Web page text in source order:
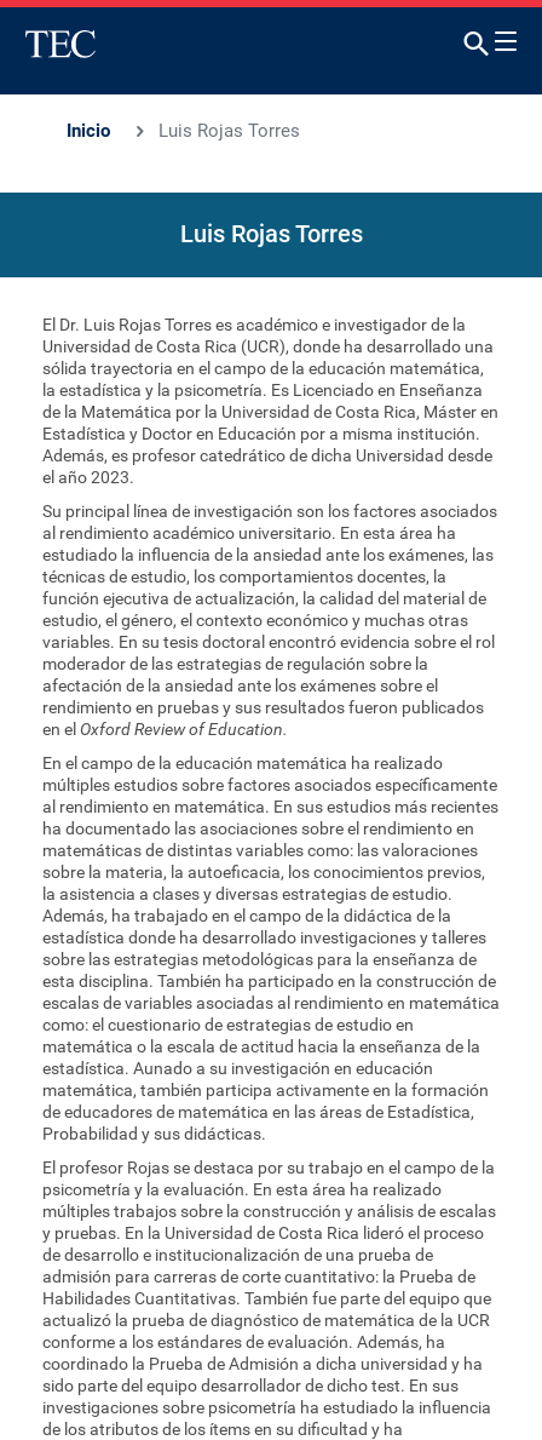
Inicio Luis Rojas Torres
Luis Rojas Torres
El Dr. Luis Rojas Torres es académico e investigador de la
Universidad de Costa Rica (UCR), donde ha desarrollado una
sólida trayectoria en el campo de la educación matemática,
la estadística y la psicometría. Es Licenciado en Enseñanza
de la Matemática por la Universidad de Costa Rica, Máster en
Estadística y Doctor en Educación por a misma institución.
Además, es profesor catedrático de dicha Universidad desde
el año 2023.
Su principal línea de investigación son los factores asociados
al rendimiento académico universitario. En esta área ha
estudiado la influencia de la ansiedad ante los exámenes, las
técnicas de estudio, los comportamientos docentes, la
función ejecutiva de actualización, la calidad del material de
estudio, el género, el contexto económico y muchas otras
variables. En su tesis doctoral encontró evidencia sobre el rol
moderador de las estrategias de regulación sobre la
afectación de la ansiedad ante los exámenes sobre el
rendimiento en pruebas y sus resultados fueron publicados
en el Oxford Review of Education.
En el campo de la educación matemática ha realizado
múltiples estudios sobre factores asociados específicamente
al rendimiento en matemática. En sus estudios más recientes
ha documentado las asociaciones sobre el rendimiento en
matemáticas de distintas variables como: las valoraciones
sobre la materia, la autoeficacia, los conocimientos previos,
la asistencia a clases y diversas estrategias de estudio.
Además, ha trabajado en el campo de la didáctica de la
estadística donde ha desarrollado investigaciones y talleres
sobre las estrategias metodológicas para la enseñanza de
esta disciplina. También ha participado en la construcción de
escalas de variables asociadas al rendimiento en matemática
como: el cuestionario de estrategias de estudio en
matemática o la escala de actitud hacia la enseñanza de la
estadística. Aunado a su investigación en educación
matemática, también participa activamente en la formación
de educadores de matemática en las áreas de Estadística,
Probabilidad y sus didácticas.
El profesor Rojas se destaca por su trabajo en el campo de la
psicometría y la evaluación. En esta área ha realizado
múltiples trabajos sobre la construcción y análisis de escalas
y pruebas. En la Universidad de Costa Rica lideró el proceso
de desarrollo e institucionalización de una prueba de
admisión para carreras de corte cuantitativo: la Prueba de
Habilidades Cuantitativas. También fue parte del equipo que
actualizó la prueba de diagnóstico de matemática de la UCR
conforme a los estándares de evaluación. Además, ha
coordinado la Prueba de Admisión a dicha universidad y ha
sido parte del equipo desarrollador de dicho test. En sus
investigaciones sobre psicometría ha estudiado la influencia
de los atributos de los ítems en su dificultad y ha